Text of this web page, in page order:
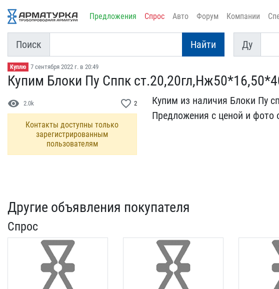
Предложения Спрос Авто Форум Компании
Поиск Найти
Ду
Ду
Куплю 7 сентября 2022 г. в 20:49
Купим Блоки Пу Сппк
visibility 2.0k favorite_border 2
Контакты доступны только
зарегистрированным
пользователям
Купим из наличия Блоки П​у
Предложения с​ ценой и фото
Другие объявления покупателя
Спрос